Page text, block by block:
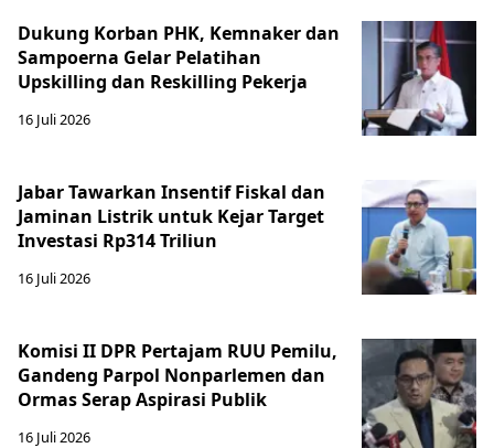
Dukung Korban PHK, Kemnaker dan
Sampoerna Gelar Pelatihan
Upskilling dan Reskilling Pekerja
16 Juli 2026
Jabar Tawarkan Insentif Fiskal dan
Jaminan Listrik untuk Kejar Target
Investasi Rp314 Triliun
16 Juli 2026
Komisi II DPR Pertajam RUU Pemilu,
Gandeng Parpol Nonparlemen dan
Ormas Serap Aspirasi Publik
16 Juli 2026